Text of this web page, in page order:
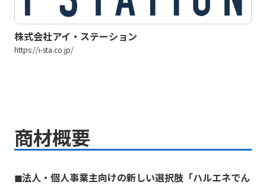
株式会社アイ・ステーション
https://i-sta.co.jp/
商材概要
◼︎法人・個人事業主向けの新しい選択肢「ハルエネでん